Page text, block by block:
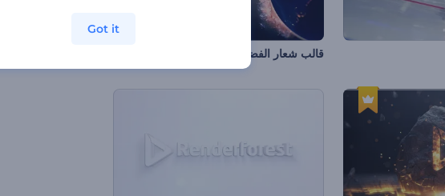
قالب شعار الفضاء السينمائي الملهم
Got it